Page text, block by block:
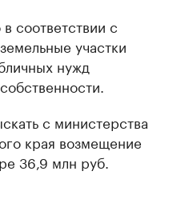
соответствии с
участки
нужд
с министерства
края возмещение
36,9 млн руб.